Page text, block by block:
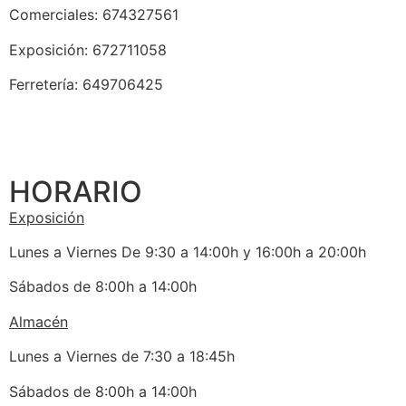
Comerciales: 674327561
Exposición: 672711058
Ferretería: 649706425
HORARIO
Exposición
Lunes a Viernes De 9:30 a 14:00h y 16:00h a 20:00h
Sábados de 8:00h a 14:00h
Almacén
Lunes a Viernes de 7:30 a 18:45h
Sábados de 8:00h a 14:00h